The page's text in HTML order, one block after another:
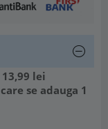
lei
se adauga 1